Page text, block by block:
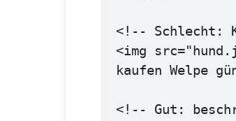
<!-- Schlecht:
<img
kaufen Welpe
<!-- Gut: